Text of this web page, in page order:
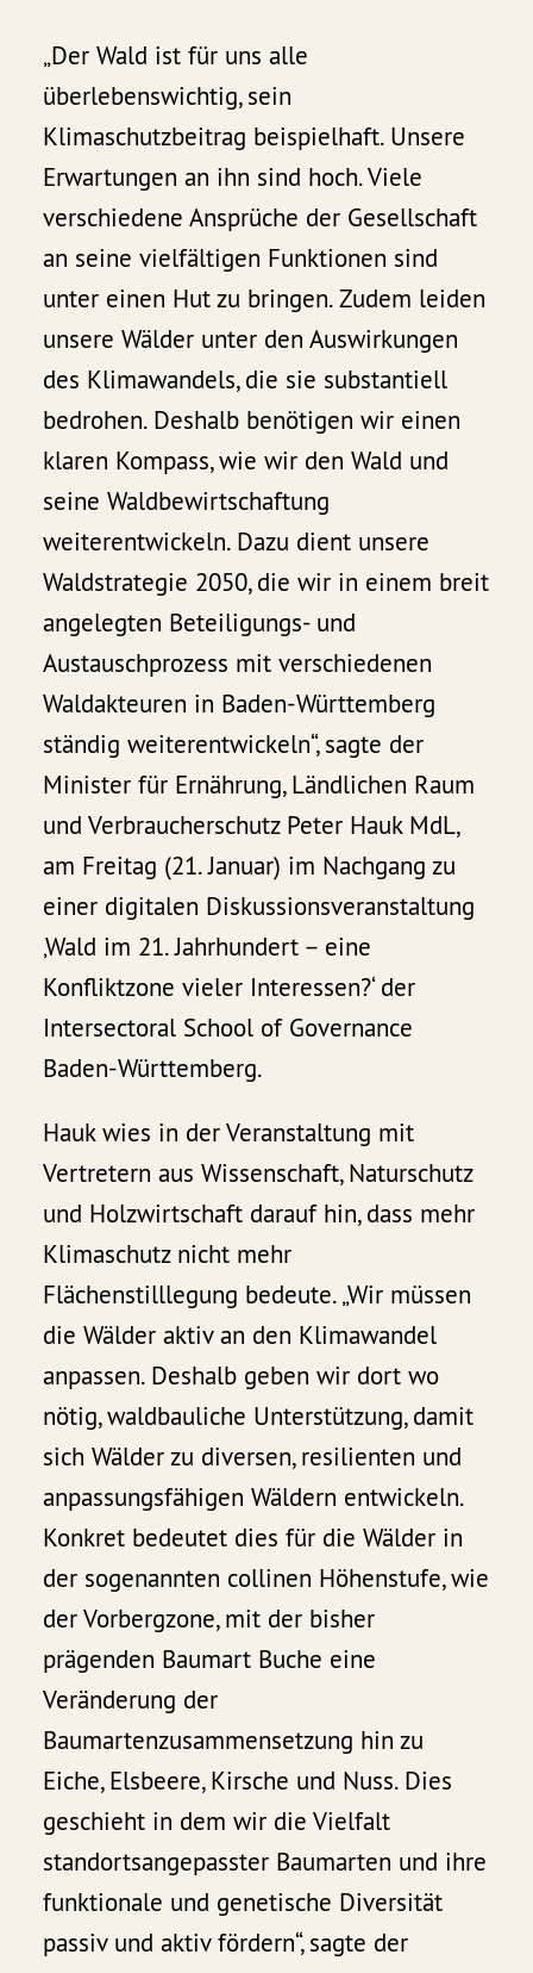
„Der Wald ist für uns alle
überlebenswichtig, sein
Klimaschutzbeitrag beispielhaft. Unsere
Erwartungen an ihn sind hoch. Viele
verschiedene Ansprüche der Gesellschaft
an seine vielfältigen Funktionen sind
unter einen Hut zu bringen. Zudem leiden
unsere Wälder unter den Auswirkungen
des Klimawandels, die sie substantiell
bedrohen. Deshalb benötigen wir einen
klaren Kompass, wie wir den Wald und
seine Waldbewirtschaftung
weiterentwickeln. Dazu dient unsere
Waldstrategie 2050, die wir in einem breit
angelegten Beteiligungs- und
Austauschprozess mit verschiedenen
Waldakteuren in Baden-Württemberg
ständig weiterentwickeln“, sagte der
Minister für Ernährung, Ländlichen Raum
und Verbraucherschutz Peter Hauk MdL,
am Freitag (21. Januar) im Nachgang zu
einer digitalen Diskussionsveranstaltung
‚Wald im 21. Jahrhundert – eine
Konfliktzone vieler Interessen?‘ der
Intersectoral School of Governance
Baden-Württemberg.
Hauk wies in der Veranstaltung mit
Vertretern aus Wissenschaft, Naturschutz
und Holzwirtschaft darauf hin, dass mehr
Klimaschutz nicht mehr
Flächenstilllegung bedeute. „Wir müssen
die Wälder aktiv an den Klimawandel
anpassen. Deshalb geben wir dort wo
nötig, waldbauliche Unterstützung, damit
sich Wälder zu diversen, resilienten und
anpassungsfähigen Wäldern entwickeln.
Konkret bedeutet dies für die Wälder in
der sogenannten collinen Höhenstufe, wie
der Vorbergzone, mit der bisher
prägenden Baumart Buche eine
Veränderung der
Baumartenzusammensetzung hin zu
Eiche, Elsbeere, Kirsche und Nuss. Dies
geschieht in dem wir die Vielfalt
standortsangepasster Baumarten und ihre
funktionale und genetische Diversität
passiv und aktiv fördern“, sagte der